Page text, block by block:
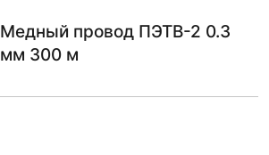
Медный провод ПЭТВ-2 0.3
мм 300 м